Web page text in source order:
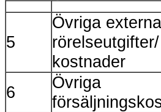
5
Övriga externa
rörelseutgifter/
kostnader
6
Övriga